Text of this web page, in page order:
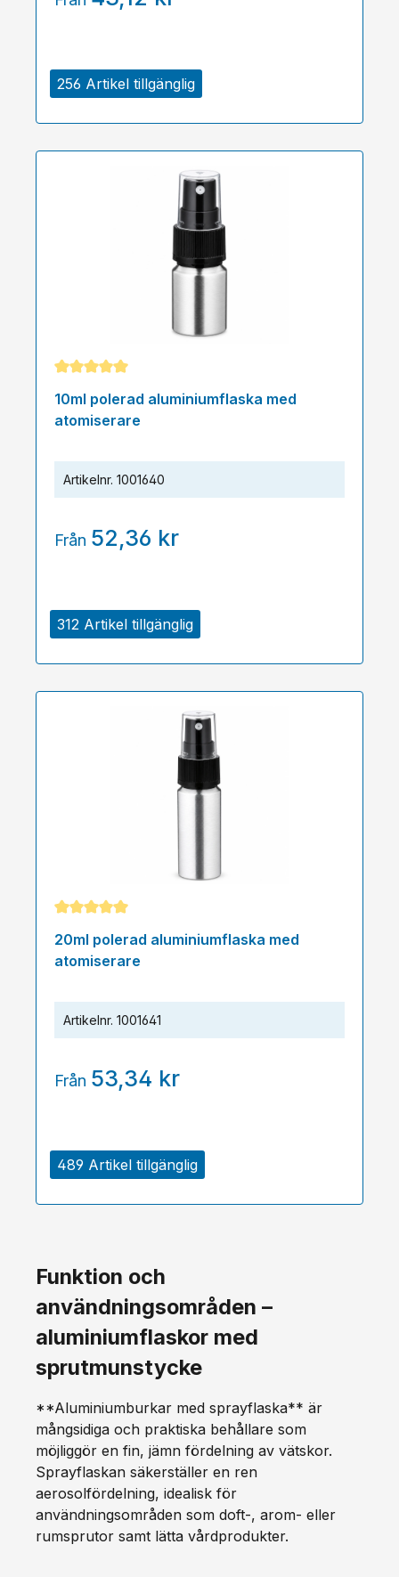
256 Artikel tillgänglig
312 Artikel tillgänglig
Genomsnittligt betyg på 5 av 5 stjärnor
10ml polerad aluminiumflaska med
atomiserare
Artikelnr. 1001640
Från 52,36 kr
489 Artikel tillgänglig
Genomsnittligt betyg på 5 av 5 stjärnor
20ml polerad aluminiumflaska med
atomiserare
Artikelnr. 1001641
Från 53,34 kr
Funktion och
användningsområden –
aluminiumflaskor med
sprutmunstycke
**Aluminiumburkar med sprayflaska** är
mångsidiga och praktiska behållare som
möjliggör en fin, jämn fördelning av vätskor.
Sprayflaskan säkerställer en ren
aerosolfördelning, idealisk för
användningsområden som doft-, arom- eller
rumsprutor samt lätta vårdprodukter.